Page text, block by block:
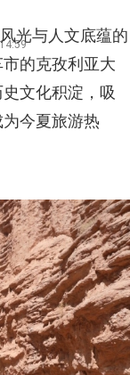
光与人文底蕴的
的克孜利亚大
文化积淀，吸
今夏旅游热